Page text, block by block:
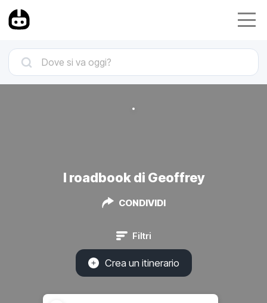
I roadbook di Geoffrey
CONDIVIDI
Filtri
Crea un itinerario